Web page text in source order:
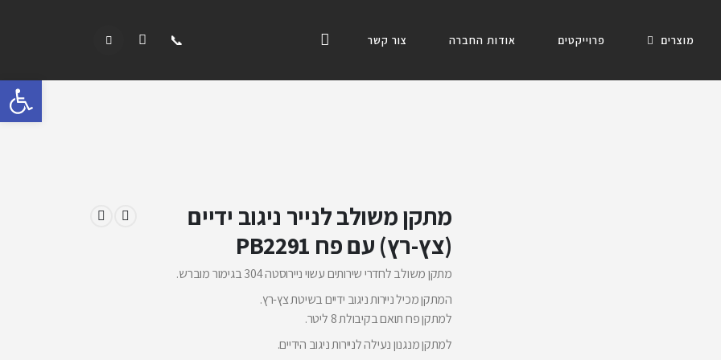
מוצרים פרוייקטים אודות החברה צור קשר
מתקן משולב לנייר ניגוב ידיים
(צץ-רץ) עם פח PB2291
מתקן משולב לחדרי שירותים עשוי ניירוסטה 304 בגימור מוברש.
המתקן מכיל ניירות ניגוב ידיים בשיטת צץ-רץ.
למתקן פח תואם בקיבולת 8 ליטר.
למתקן מנגנון נעילה לניירות ניגוב הידיים.